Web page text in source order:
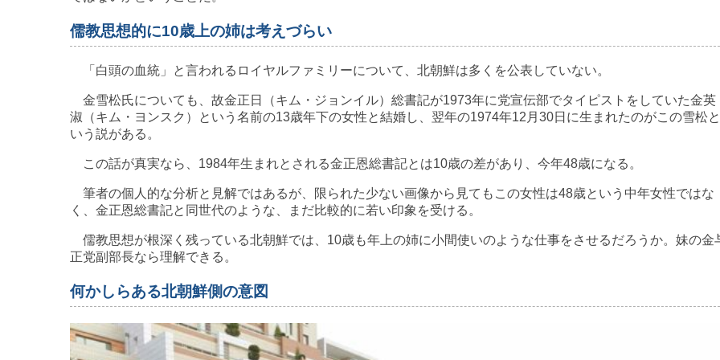
儒教思想的に10歳上の姉は考えづらい
「白頭の血統」と言われるロイヤルファミリーについて、北朝鮮は多くを公表していない。
金雪松氏についても、故金正日（キム・ジョンイル）総書記が1973年に党宣伝部でタイピストをしていた金英
淑（キム・ヨンスク）という名前の13歳年下の女性と結婚し、翌年の1974年12月30日に生まれたのがこの雪松と
いう説がある。
この話が真実なら、1984年生まれとされる金正恩総書記とは10歳の差があり、今年48歳になる。
筆者の個人的な分析と見解ではあるが、限られた少ない画像から見てもこの女性は48歳という中年女性ではな
く、金正恩総書記と同世代のような、まだ比較的に若い印象を受ける。
儒教思想が根深く残っている北朝鮮では、10歳も年上の姉に小間使いのような仕事をさせるだろうか。妹の金
正党副部長なら理解できる。
何かしらある北朝鮮側の意図